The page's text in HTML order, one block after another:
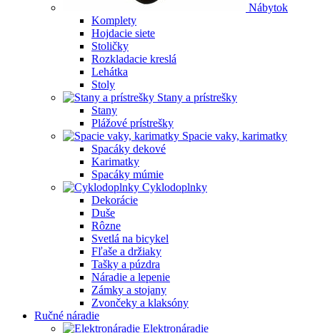
Nábytok
Komplety
Hojdacie siete
Stoličky
Rozkladacie kreslá
Lehátka
Stoly
Stany a prístrešky
Stany
Plážové prístrešky
Spacie vaky, karimatky
Spacáky dekové
Karimatky
Spacáky múmie
Cyklodoplnky
Dekorácie
Duše
Rôzne
Svetlá na bicykel
Fľaše a držiaky
Tašky a púzdra
Náradie a lepenie
Zámky a stojany
Zvončeky a klaksóny
Ručné náradie
Elektronáradie